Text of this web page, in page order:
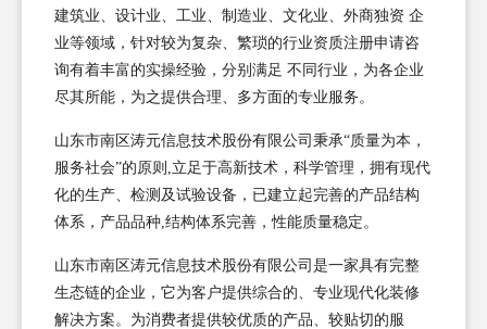
建筑业、设计业、工业、制造业、文化业、外商独资 企
业等领域，针对较为复杂、繁琐的行业资质注册申请咨
询有着丰富的实操经验，分别满足 不同行业，为各企业
尽其所能，为之提供合理、多方面的专业服务。
山东市南区涛元信息技术股份有限公司秉承“质量为本，
服务社会”的原则,立足于高新技术，科学管理，拥有现代
化的生产、检测及试验设备，已建立起完善的产品结构
体系，产品品种,结构体系完善，性能质量稳定。
山东市南区涛元信息技术股份有限公司是一家具有完整
生态链的企业，它为客户提供综合的、专业现代化装修
解决方案。为消费者提供较优质的产品、较贴切的服